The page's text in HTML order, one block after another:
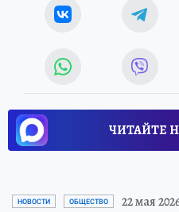
ЧИТАЙТЕ
НОВОСТИ ОБЩЕСТВО 22 мая